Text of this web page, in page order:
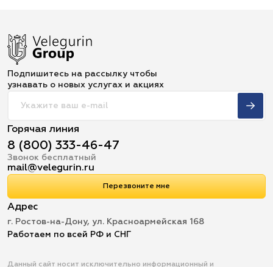
Подпишитесь на рассылку чтобы
узнавать о новых услугах и акциях
Горячая линия
8 (800) 333-46-47
Звонок бесплатный
mail@velegurin.ru
Перезвоните мне
Адрес
г. Ростов-на-Дону, ул. Красноармейская 168
Работаем по всей РФ и СНГ
Данный сайт носит исключительно информационный и